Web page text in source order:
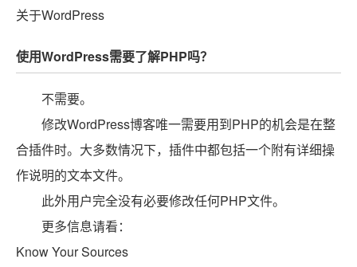
关于WordPress
使用WordPress需要了解PHP吗？
不需要。
修改WordPress博客唯一需要用到PHP的机会是在整
合插件时。大多数情况下，插件中都包括一个附有详细操
作说明的文本文件。
此外用户完全没有必要修改任何PHP文件。
更多信息请看：
Know Your Sources